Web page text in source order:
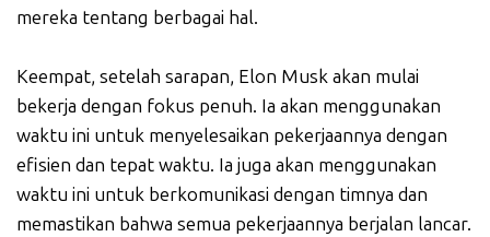
mereka tentang berbagai hal.
Keempat, setelah sarapan, Elon Musk akan mulai
bekerja dengan fokus penuh. Ia akan menggunakan
waktu ini untuk menyelesaikan pekerjaannya dengan
efisien dan tepat waktu. Ia juga akan menggunakan
waktu ini untuk berkomunikasi dengan timnya dan
memastikan bahwa semua pekerjaannya berjalan lancar.